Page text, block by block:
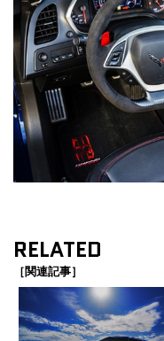
RELATED
［関連記事］